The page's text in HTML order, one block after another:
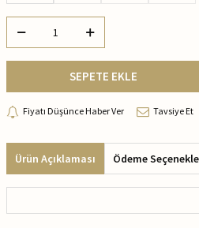
SEPETE EKLE
Fiyatı Düşünce Haber Ver Tavsiye Et
Ürün Açıklaması Ödeme